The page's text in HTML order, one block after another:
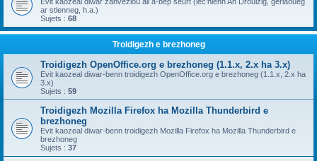
ar stlenneg, h.a.)
Sujets : 68
Troidigezh e brezhoneg
Troidigezh OpenOffice.org e brezhoneg (1.1.x, 2.x ha 3.x)
Evit kaozeal diwar-benn troidigezh OpenOffice.org e brezhoneg (1.1.x, 2.x ha
3.x)
Sujets : 59
Troidigezh Mozilla Firefox ha Mozilla Thunderbird e
brezhoneg
Evit kaozeal diwar-benn troidigezh Mozilla Firefox ha Mozilla Thunderbird e
brezhoneg
Sujets : 37